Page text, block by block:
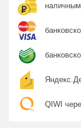
QIWI